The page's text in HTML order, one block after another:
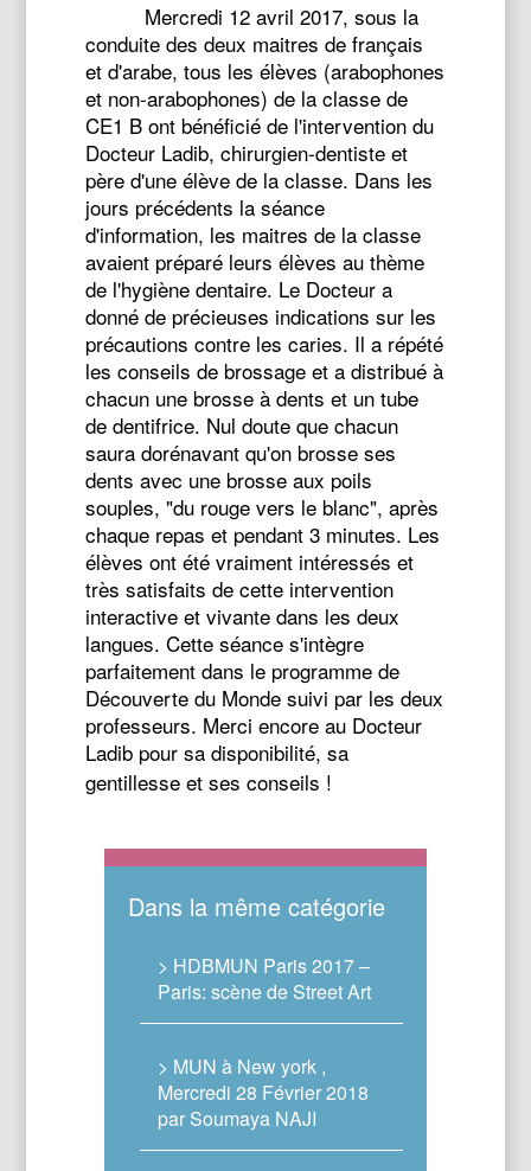
Mercredi 12 avril 2017, sous la
conduite des deux maitres de français
et d'arabe, tous les élèves (arabophones
et non-arabophones) de la classe de
CE1 B ont bénéficié de l'intervention du
Docteur Ladib, chirurgien-dentiste et
père d'une élève de la classe. Dans les
jours précédents la séance
d'information, les maitres de la classe
avaient préparé leurs élèves au thème
de l'hygiène dentaire. Le Docteur a
donné de précieuses indications sur les
précautions contre les caries. Il a répété
les conseils de brossage et a distribué à
chacun une brosse à dents et un tube
de dentifrice. Nul doute que chacun
saura dorénavant qu'on brosse ses
dents avec une brosse aux poils
souples, "du rouge vers le blanc", après
chaque repas et pendant 3 minutes. Les
élèves ont été vraiment intéressés et
très satisfaits de cette intervention
interactive et vivante dans les deux
langues. Cette séance s'intègre
parfaitement dans le programme de
Découverte du Monde suivi par les deux
professeurs. Merci encore au Docteur
Ladib pour sa disponibilité, sa
gentillesse et ses conseils !
Dans la même catégorie
> HDBMUN Paris 2017 –
Paris: scène de Street Art
> MUN à New york ,
Mercredi 28 Février 2018
par Soumaya NAJI